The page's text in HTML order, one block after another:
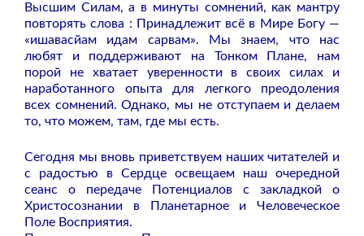
Высшим Силам, а в минуты сомнений, как мантру
повторять слова : Принадлежит всё в Мире Богу —
«ишавасйам идам сарвам». Мы знаем, что нас
любят и поддерживают на Тонком Плане, нам
порой не хватает уверенности в своих силах и
наработанного опыта для легкого преодоления
всех сомнений. Однако, мы не отступаем и делаем
то, что можем, там, где мы есть.
Сегодня мы вновь приветствуем наших читателей и
с радостью в Сердце освещаем наш очередной
сеанс о передаче Потенциалов с закладкой о
Христосознании в Планетарное и Человеческое
Поле Восприятия.